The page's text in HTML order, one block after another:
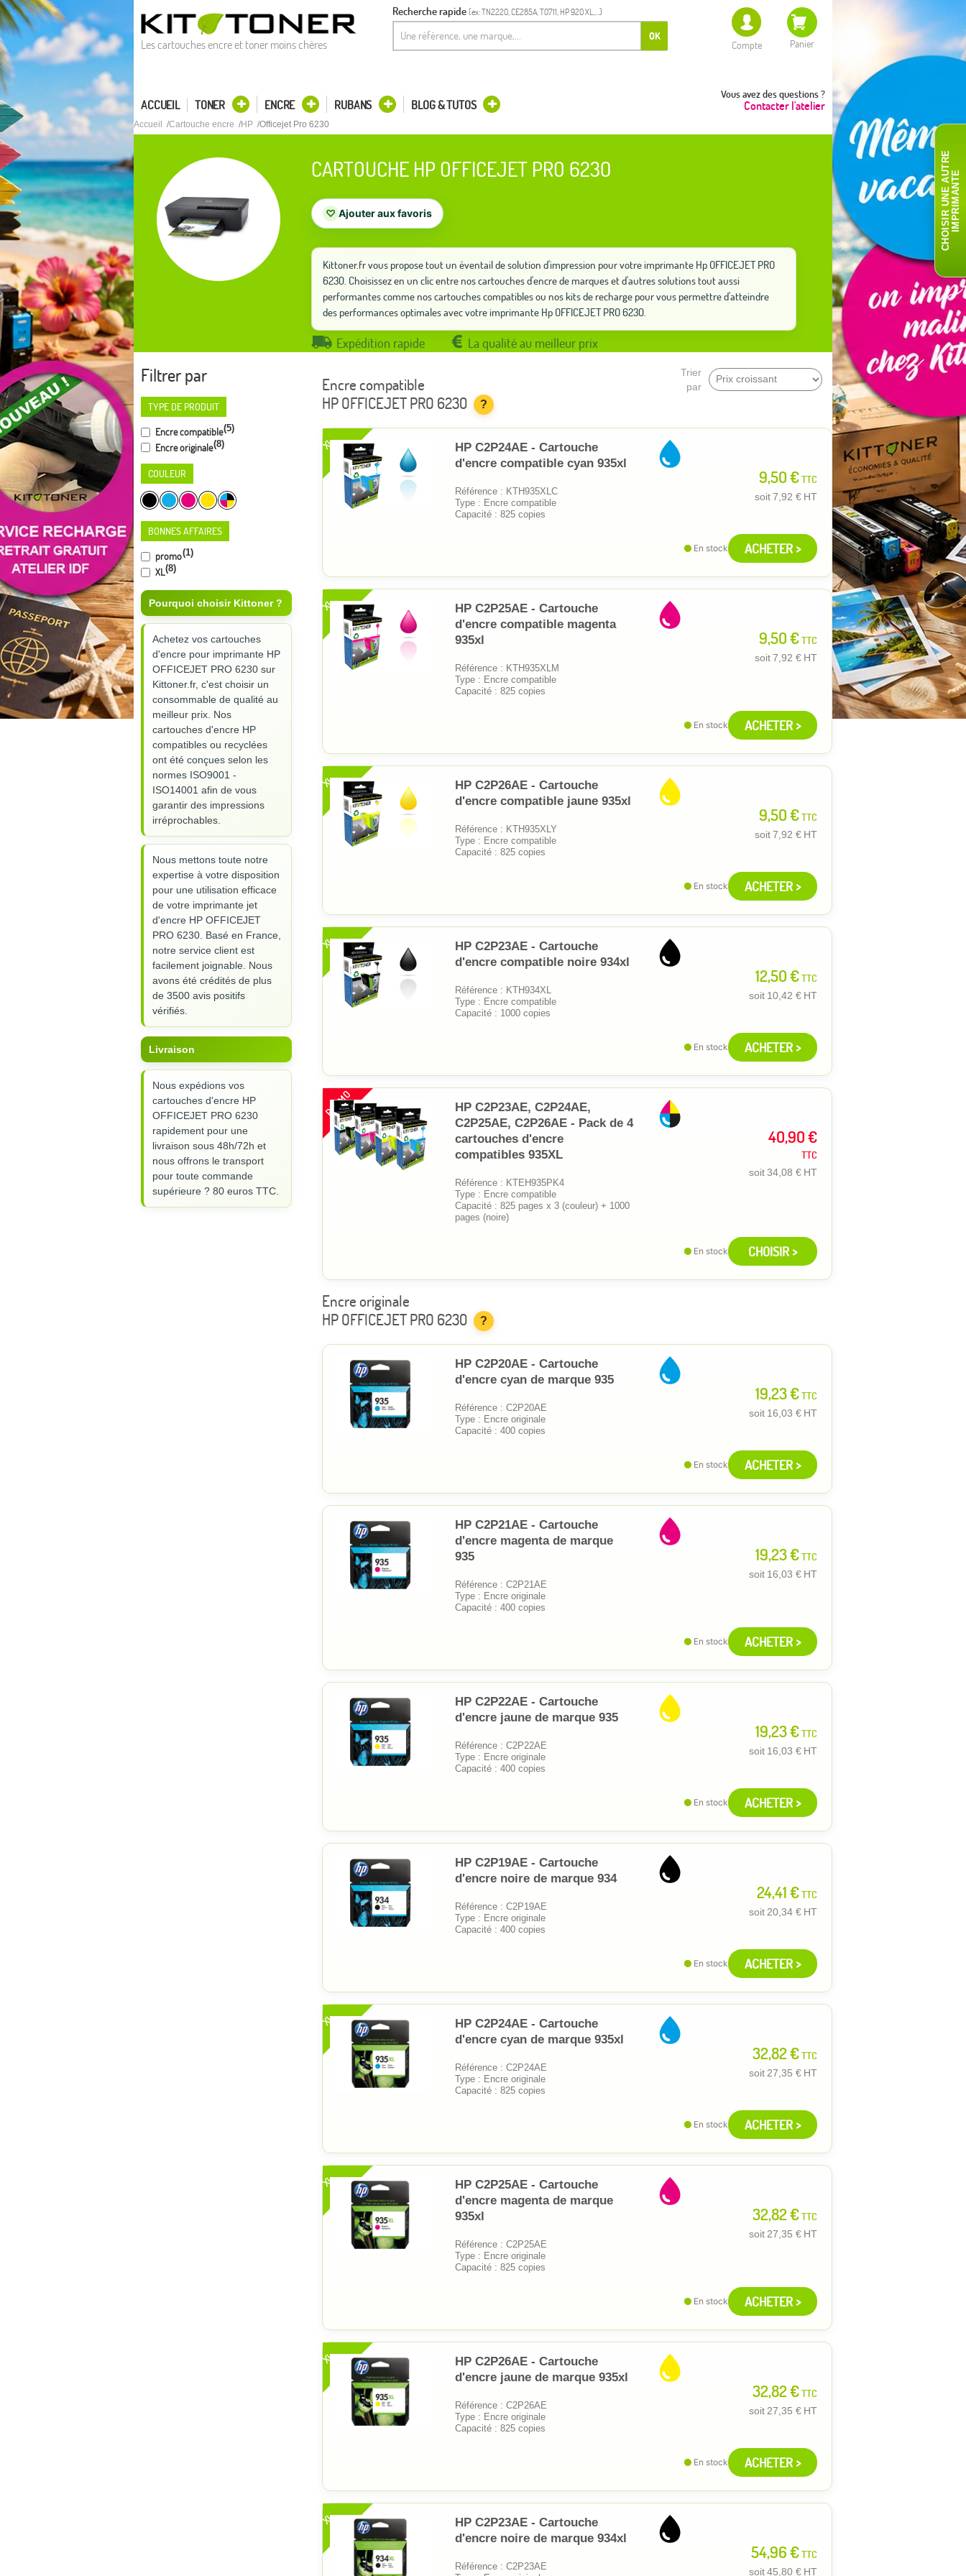
Les cartouches encre et toner moins chères
Recherche rapide (ex: TN2220, CE285A, T0711, HP 920 XL,...)
OK
Compte Panier
Vous avez des questions ?
Contacter l'atelier
ACCUEIL TONER ENCRE RUBANS BLOG & TUTOS
Accueil Cartouche encre HP Officejet Pro 6230
CARTOUCHE HP OFFICEJET PRO 6230
♡ Ajouter aux favoris
Kittoner.fr vous propose tout un éventail de solution d'impression pour votre imprimante Hp OFFICEJET PRO
6230. Choisissez en un clic entre nos cartouches d'encre de marques et d'autres solutions tout aussi
performantes comme nos cartouches compatibles ou nos kits de recharge pour vous permettre d'atteindre
des performances optimales avec votre imprimante Hp OFFICEJET PRO 6230.
Expédition rapide La qualité au meilleur prix
Filtrer par
TYPE DE PRODUIT
Encre compatible(5)
Encre originale(8)
COULEUR
BONNES AFFAIRES
promo(1)
XL(8)
Pourquoi choisir Kittoner ?
Achetez vos cartouches
d'encre pour imprimante HP
OFFICEJET PRO 6230 sur
Kittoner.fr, c'est choisir un
consommable de qualité au
meilleur prix. Nos
cartouches d'encre HP
compatibles ou recyclées
ont été conçues selon les
normes ISO9001 -
ISO14001 afin de vous
garantir des impressions
irréprochables.
Nous mettons toute notre
expertise à votre disposition
pour une utilisation efficace
de votre imprimante jet
d'encre HP OFFICEJET
PRO 6230. Basé en France,
notre service client est
facilement joignable. Nous
avons été crédités de plus
de 3500 avis positifs
vérifiés.
Livraison
Nous expédions vos
cartouches d'encre HP
OFFICEJET PRO 6230
rapidement pour une
livraison sous 48h/72h et
nous offrons le transport
pour toute commande
supérieure ? 80 euros TTC.
Trier
par
Encre compatible
HP OFFICEJET PRO 6230
?
XL
HP C2P24AE - Cartouche
d'encre compatible cyan 935xl
Référence : KTH935XLC
Type : Encre compatible
Capacité : 825 copies
9,50 €TTC
soit7,92 € HT
En stock ACHETER >
XL
HP C2P25AE - Cartouche
d'encre compatible magenta
935xl
Référence : KTH935XLM
Type : Encre compatible
Capacité : 825 copies
9,50 €TTC
soit7,92 € HT
En stock ACHETER >
XL
HP C2P26AE - Cartouche
d'encre compatible jaune 935xl
Référence : KTH935XLY
Type : Encre compatible
Capacité : 825 copies
9,50 €TTC
soit7,92 € HT
En stock ACHETER >
XL
HP C2P23AE - Cartouche
d'encre compatible noire 934xl
Référence : KTH934XL
Type : Encre compatible
Capacité : 1000 copies
12,50 €TTC
soit 10,42 € HT
En stock ACHETER >
PROMO
HP C2P23AE, C2P24AE,
C2P25AE, C2P26AE - Pack de 4
cartouches d'encre
compatibles 935XL
Référence : KTEH935PK4
Type : Encre compatible
Capacité : 825 pages x 3 (couleur) + 1000
pages (noire)
40,90 €
TTC
soit34,08 € HT
En stock CHOISIR >
Encre originale
HP OFFICEJET PRO 6230
?
HP C2P20AE - Cartouche
d'encre cyan de marque 935
Référence : C2P20AE
Type : Encre originale
Capacité : 400 copies
19,23 €TTC
soit 16,03 € HT
En stock ACHETER >
HP C2P21AE - Cartouche
d'encre magenta de marque
935
Référence : C2P21AE
Type : Encre originale
Capacité : 400 copies
19,23 €TTC
soit 16,03 € HT
En stock ACHETER >
HP C2P22AE - Cartouche
d'encre jaune de marque 935
Référence : C2P22AE
Type : Encre originale
Capacité : 400 copies
19,23 €TTC
soit 16,03 € HT
En stock ACHETER >
HP C2P19AE - Cartouche
d'encre noire de marque 934
Référence : C2P19AE
Type : Encre originale
Capacité : 400 copies
24,41 €TTC
soit 20,34 € HT
En stock ACHETER >
XL
HP C2P24AE - Cartouche
d'encre cyan de marque 935xl
Référence : C2P24AE
Type : Encre originale
Capacité : 825 copies
32,82 €TTC
soit 27,35 € HT
En stock ACHETER >
XL
HP C2P25AE - Cartouche
d'encre magenta de marque
935xl
Référence : C2P25AE
Type : Encre originale
Capacité : 825 copies
32,82 €TTC
soit 27,35 € HT
En stock ACHETER >
XL
HP C2P26AE - Cartouche
d'encre jaune de marque 935xl
Référence : C2P26AE
Type : Encre originale
Capacité : 825 copies
32,82 €TTC
soit 27,35 € HT
En stock ACHETER >
XL
HP C2P23AE - Cartouche
d'encre noire de marque 934xl
Référence : C2P23AE
54,96 €TTC
soit45,80 € HT
C
H
O
I
S
I
R
U
N
E
AU
T
R
E
I
M
P
R
I
M
A
N
TE